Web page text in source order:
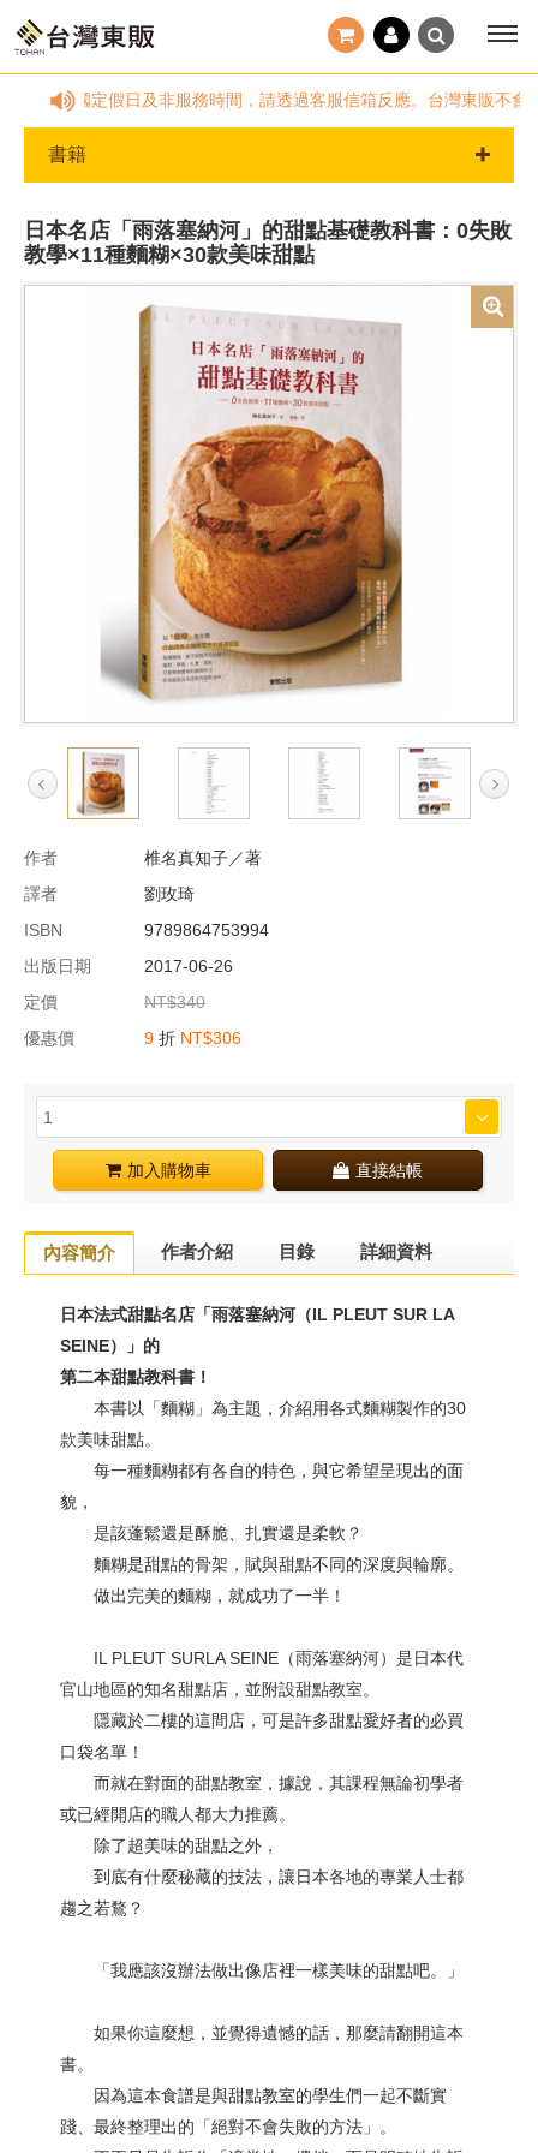
國定假日及非服務時間，請透過客服信箱反應。台灣東販不會以
書籍
日本名店「雨落塞納河」的甜點基礎教科書：0失敗
教學×11種麵糊×30款美味甜點
作者
椎名真知子／著
譯者
劉玫琦
ISBN
9789864753994
出版日期
2017-06-26
定價
NT$340
優惠價
9 折 NT$306
加入購物車 直接結帳
內容簡介 作者介紹 目錄 詳細資料
日本法式甜點名店「雨落塞納河（IL PLEUT SUR LA
SEINE）」的
第二本甜點教科書！
本書以「麵糊」為主題，介紹用各式麵糊製作的30
款美味甜點。
每一種麵糊都有各自的特色，與它希望呈現出的面
貌，
是該蓬鬆還是酥脆、扎實還是柔軟？
麵糊是甜點的骨架，賦與甜點不同的深度與輪廓。
做出完美的麵糊，就成功了一半！
IL PLEUT SURLA SEINE（雨落塞納河）是日本代
官山地區的知名甜點店，並附設甜點教室。
隱藏於二樓的這間店，可是許多甜點愛好者的必買
口袋名單！
而就在對面的甜點教室，據說，其課程無論初學者
或已經開店的職人都大力推薦。
除了超美味的甜點之外，
到底有什麼秘藏的技法，讓日本各地的專業人士都
趨之若鶩？
「我應該沒辦法做出像店裡一樣美味的甜點吧。」
如果你這麼想，並覺得遺憾的話，那麼請翻開這本
書。
因為這本食譜是與甜點教室的學生們一起不斷實
踐、最終整理出的「絕對不會失敗的方法」。